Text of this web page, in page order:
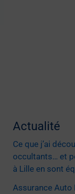
Actualité
Ce que j’ai
occultants… et
à Lille en sont
Assurance Auto